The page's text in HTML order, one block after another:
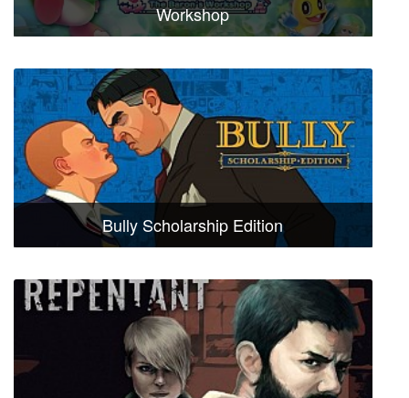
Workshop
Bully Scholarship Edition